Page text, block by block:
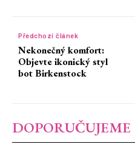
Předchozí článek
Nekonečný komfort:
Objevte ikonický styl
bot Birkenstock
DOPORUČUJEME